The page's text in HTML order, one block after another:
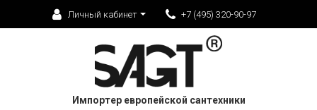
Личный кабинет +7 (495) 320-90-97
Импортер европейской сантехники